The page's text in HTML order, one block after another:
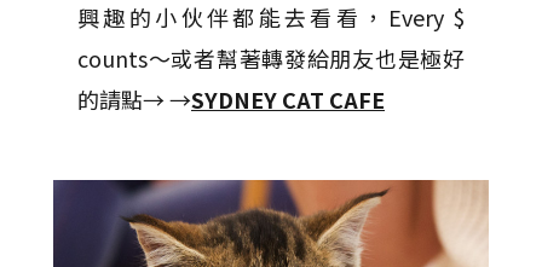
興趣的小伙伴都能去看看，Every $
counts～或者幫著轉發給朋友也是極好
的請點→ →SYDNEY CAT CAFE